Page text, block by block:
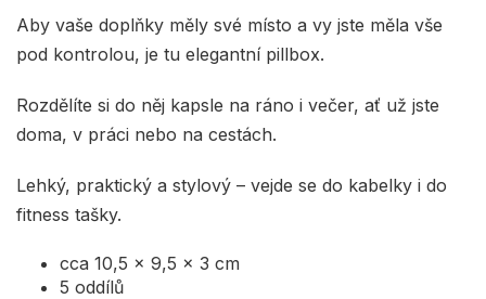
Aby vaše doplňky měly své místo a vy jste měla vše
pod kontrolou, je tu elegantní pillbox.
Rozdělíte si do něj kapsle na ráno i večer, ať už jste
doma, v práci nebo na cestách.
Lehký, praktický a stylový – vejde se do kabelky i do
fitness tašky.
cca 10,5 x 9,5 x 3 cm
5 oddílů